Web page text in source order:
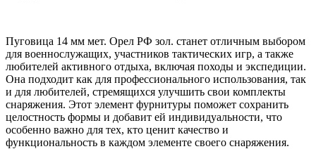
Пуговица 14 мм мет. Орел РФ зол. станет отличным выбором
для военнослужащих, участников тактических игр, а также
любителей активного отдыха, включая походы и экспедиции.
Она подходит как для профессионального использования, так
и для любителей, стремящихся улучшить свои комплекты
снаряжения. Этот элемент фурнитуры поможет сохранить
целостность формы и добавит ей индивидуальности, что
особенно важно для тех, кто ценит качество и
функциональность в каждом элементе своего снаряжения.